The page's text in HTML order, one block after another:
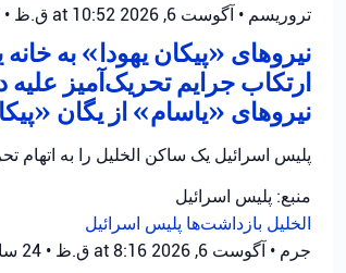
تروریسم • آگوست 6, 2026 at 10:52 ق.ظ •
نیروهای «پیکان یهودا» به
ارتکاب جرایم تحریک‌آمیز
نیروهای «یاسام» از یگان
پلیس اسرائیل یک ساکن الخلیل را به اتهام
منبع: پلیس اسرائیل
الخلیل بازداشت‌ها پلیس اسرائیل
جرم • آگوست 6, 2026 at 8:16 ق.ظ • 24 ساعت پیش